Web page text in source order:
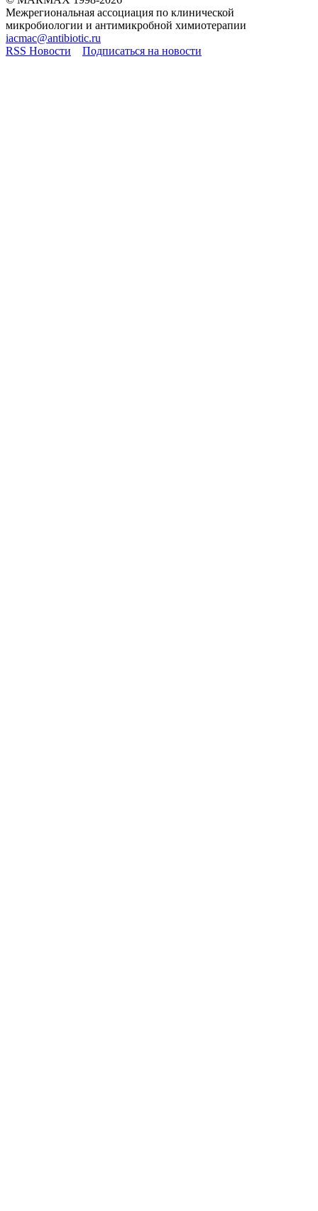
Межрегиональная ассоциация по клинической
микробиологии и антимикробной химиотерапии
iacmac@antibiotic.ru
RSS Новости
Подписаться на новости